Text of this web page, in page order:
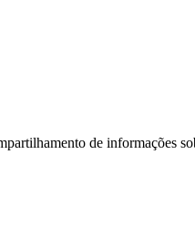
de informações